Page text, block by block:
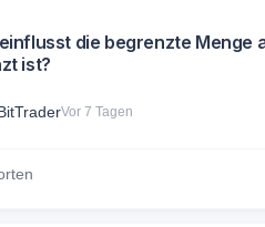
die begrenzte Menge
ist?
Vor 7 Tagen